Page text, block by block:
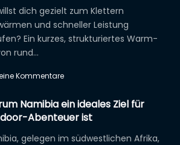
dich gezielt zum Klettern
und schneller Leistung
Ein kurzes, strukturiertes Warm-
rund…
Kommentare
Namibia ein ideales Ziel für
Abenteuer ist
gelegen im südwestlichen Afrika,